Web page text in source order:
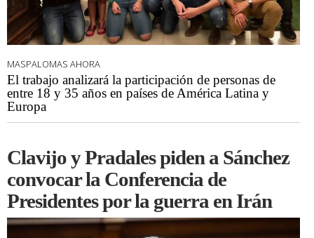
MASPALOMAS AHORA
El trabajo analizará la participación de personas de
entre 18 y 35 años en países de América Latina y
Europa
Clavijo y Pradales piden a Sánchez
convocar la Conferencia de
Presidentes por la guerra en Irán